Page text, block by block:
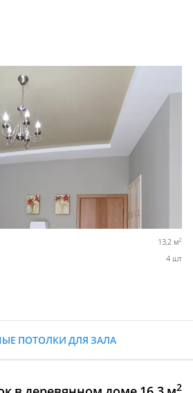
13,2 м2
4 шт
ПОТОЛКИ ДЛЯ ЗАЛА
2